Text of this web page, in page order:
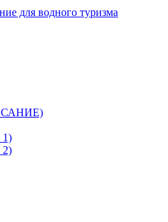
для водного туризма
1)
2)